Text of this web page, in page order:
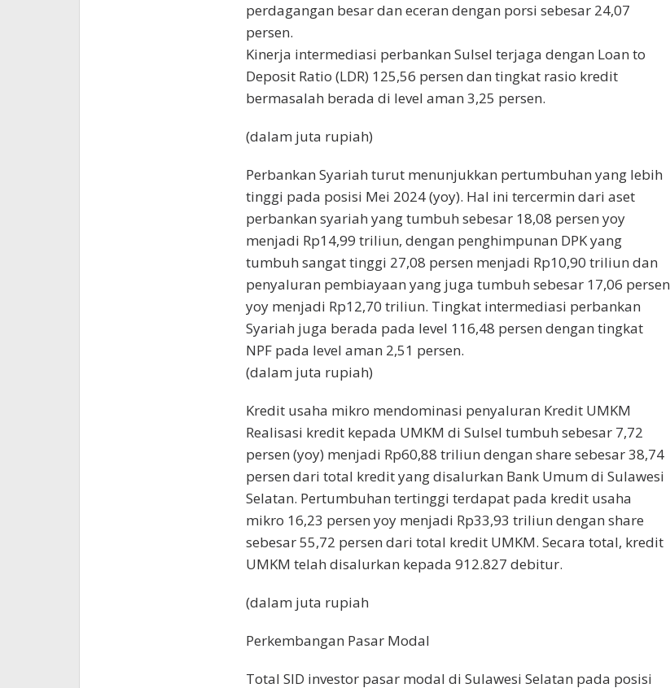
perdagangan besar dan eceran dengan porsi sebesar 24,07
persen.
Kinerja intermediasi perbankan Sulsel terjaga dengan Loan to
Deposit Ratio (LDR) 125,56 persen dan tingkat rasio kredit
bermasalah berada di level aman 3,25 persen.
(dalam juta rupiah)
Perbankan Syariah turut menunjukkan pertumbuhan yang lebih
tinggi pada posisi Mei 2024 (yoy). Hal ini tercermin dari aset
perbankan syariah yang tumbuh sebesar 18,08 persen yoy
menjadi Rp14,99 triliun, dengan penghimpunan DPK yang
tumbuh sangat tinggi 27,08 persen menjadi Rp10,90 triliun dan
penyaluran pembiayaan yang juga tumbuh sebesar 17,06 persen
yoy menjadi Rp12,70 triliun. Tingkat intermediasi perbankan
Syariah juga berada pada level 116,48 persen dengan tingkat
NPF pada level aman 2,51 persen.
(dalam juta rupiah)
Kredit usaha mikro mendominasi penyaluran Kredit UMKM
Realisasi kredit kepada UMKM di Sulsel tumbuh sebesar 7,72
persen (yoy) menjadi Rp60,88 triliun dengan share sebesar 38,74
persen dari total kredit yang disalurkan Bank Umum di Sulawesi
Selatan. Pertumbuhan tertinggi terdapat pada kredit usaha
mikro 16,23 persen yoy menjadi Rp33,93 triliun dengan share
sebesar 55,72 persen dari total kredit UMKM. Secara total, kredit
UMKM telah disalurkan kepada 912.827 debitur.
(dalam juta rupiah
Perkembangan Pasar Modal
Total SID investor pasar modal di Sulawesi Selatan pada posisi